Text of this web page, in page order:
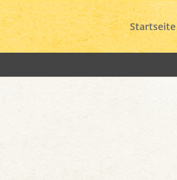
Startseite